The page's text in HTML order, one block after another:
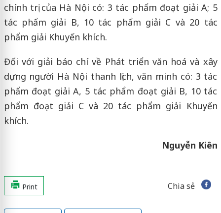
chính trị của Hà Nội có: 3 tác phẩm đoạt giải A; 5
tác phẩm giải B, 10 tác phẩm giải C và 20 tác
phẩm giải Khuyến khích.
Đối với giải báo chí về Phát triển văn hoá và xây
dựng người Hà Nội thanh lịch, văn minh có: 3 tác
phẩm đoạt giải A, 5 tác phẩm đoạt giải B, 10 tác
phẩm đoạt giải C và 20 tác phẩm giải Khuyến
khích.
Nguyễn Kiên
Print Chia sẻ